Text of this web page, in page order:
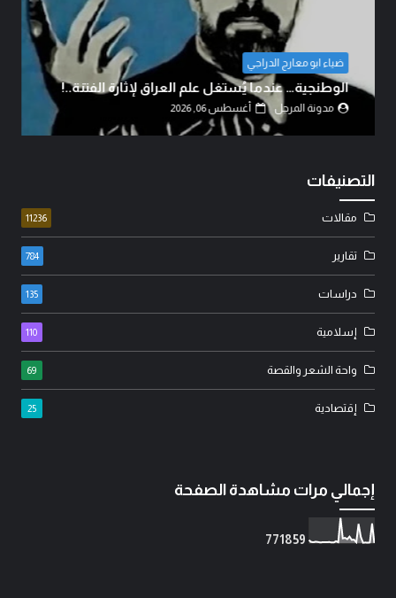
ضياء ابو معارج الدراجي
الوطنجية… عندما يُستغل علم العراق لإثارة الفتنة..!
مدونة المرجل أغسطس 06, 2026
التصنيفات
مقالات 11236
تقارير 784
دراسات 135
إسلامية 110
واحة الشعر والقصة 69
إقتصادية 25
إجمالي مرات مشاهدة الصفحة
771859